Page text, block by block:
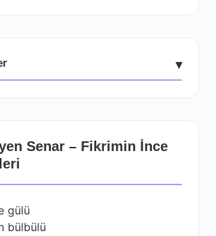
▾
Senar – Fikrimin İnce
gülü
bülbülü